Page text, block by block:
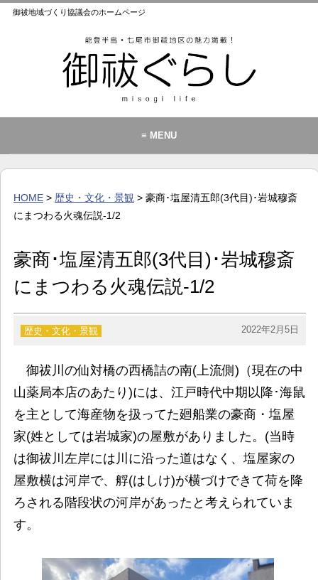
御祓地域づくり協議会のホームページ
≡ MENU
イベント・お知らせ
暮らし
歴史・文化・景観
HOME> 歴史・文化・景観 > 豪商･塩屋清五郎(3代目)･岩城穆斎
にまつわる火魂伝説-1/2
豪商･塩屋清五郎(3代目)･岩城穆斎
にまつわる火魂伝説-1/2
歴史・文化・景観 2022年2月5日
御祓川の仙対橋の西橋詰の南(上流側)（現在の中
山薬局本店のあたり)には、江戸時代中期以降･海鼠
を主として海産物を扱ってた廻船業の豪商・塩屋
家(姓としては岩城家)の屋敷がありました。(当時
は御祓川左岸には川に沿った道はなく、塩屋家の
屋敷横は河岸で、艀(はしけ)が横づけできて荷を降
ろされる階段状の河岸があったと考えられていま
す。